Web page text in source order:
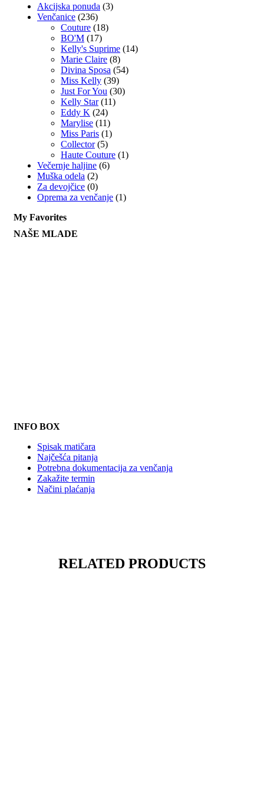
Akcijska ponuda (3)
Venčanice (236)
Couture (18)
BO'M (17)
Kelly's Suprime (14)
Marie Claire (8)
Divina Sposa (54)
Miss Kelly (39)
Just For You (30)
Kelly Star (11)
Eddy K (24)
Marylise (11)
Miss Paris (1)
Collector (5)
Haute Couture (1)
Večernje haljine (6)
Muška odela (2)
Za devojčice (0)
Oprema za venčanje (1)
My Favorites
NAŠE MLADE
INFO BOX
Spisak matičara
Najčešća pitanja
Potrebna dokumentacija za venčanja
Zakažite termin
Načini plaćanja
RELATED PRODUCTS